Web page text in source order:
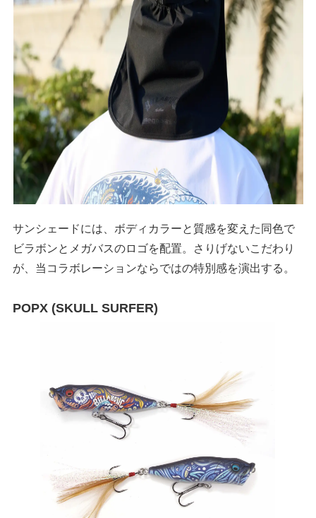
サンシェードには、ボディカラーと質感を変えた同色で
ビラボンとメガバスのロゴを配置。さりげないこだわり
が、当コラボレーションならではの特別感を演出する。
POPX (SKULL SURFER)